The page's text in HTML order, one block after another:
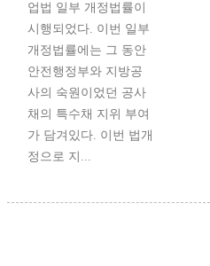
업법 일부 개정법률이
시행되었다. 이번 일부
개정법률에는 그 동안
안전행정부와 지방공
사의 숙원이었던 공사
채의 특수채 지위 부여
가 담겨있다. 이번 법개
정으로 지...